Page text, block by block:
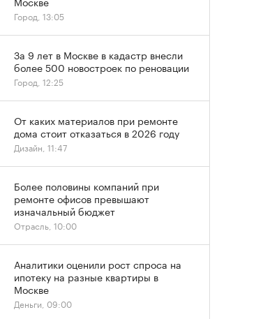
Город, 13:05
За 9 лет в Москве в кадастр внесли
более 500 новостроек по реновации
Город, 12:25
От каких материалов при ремонте
дома стоит отказаться в 2026 году
Дизайн, 11:47
Более половины компаний при
ремонте офисов превышают
изначальный бюджет
Отрасль, 10:00
Аналитики оценили рост спроса на
ипотеку на разные квартиры в
Москве
Деньги, 09:00